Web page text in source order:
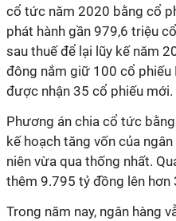
cổ tức năm 2020 bằng cổ
phát hành gần 979,6 triệu
sau thuế để lại lũy kế năm
đông nắm giữ 100 cổ phiếu
được nhận 35 cổ phiếu mới.
Phương án chia cổ tức
kế hoạch tăng vốn của
niên vừa qua thống nhất.
thêm 9.795 tỷ đồng lên hơn
Trong năm nay, ngân hàng